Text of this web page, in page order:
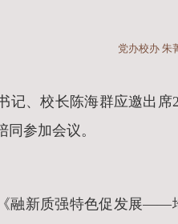
党办校办 朱
记、校长陈海群应邀出
同参加会议。
融新质强特色促发展——